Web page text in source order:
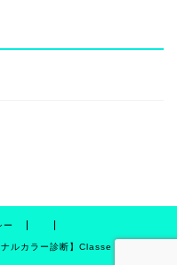
ー
ルカラー診断】Classe LinVi